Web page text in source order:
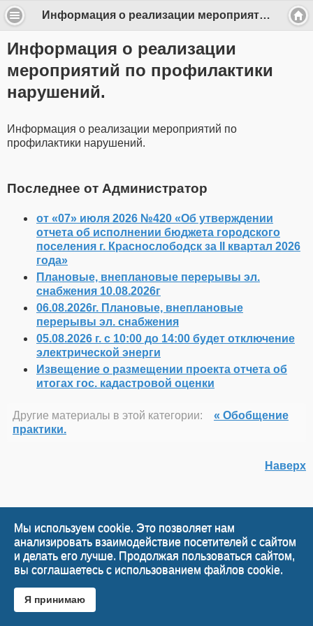
Информация о реализации мероприятий по профилактики нарушений. - k.slobodsk
Информация о реализации
мероприятий по профилактики
нарушений.
Информация о реализации мероприятий по
профилактики нарушений.
Последнее от Администратор
от «07» июля 2026 №420 «Об утверждении
отчета об исполнении бюджета городского
поселения г. Краснослободск за II квартал 2026
года»
Плановые, внеплановые перерывы эл.
снабжения 10.08.2026г
06.08.2026г. Плановые, внеплановые
перерывы эл. снабжения
05.08.2026 г. с 10:00 до 14:00 будет отключение
электрической энерги
Извещение о размещении проекта отчета об
итогах гос. кадастровой оценки
Другие материалы в этой категории:
« Обобщение
практики.
Наверх
Мы используем cookie. Это позволяет нам
анализировать взаимодействие посетителей с сайтом
и делать его лучше. Продолжая пользоваться сайтом,
вы соглашаетесь с использованием файлов cookie.
Я принимаю